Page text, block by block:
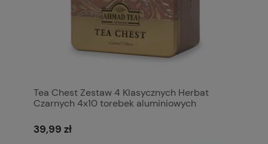
Tea Chest Zestaw 4 Klasycznych Herbat
Czarnych 4x10 torebek aluminiowych
39,99 zł